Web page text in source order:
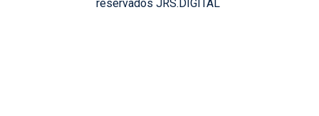
reservados JRS.DIGITAL